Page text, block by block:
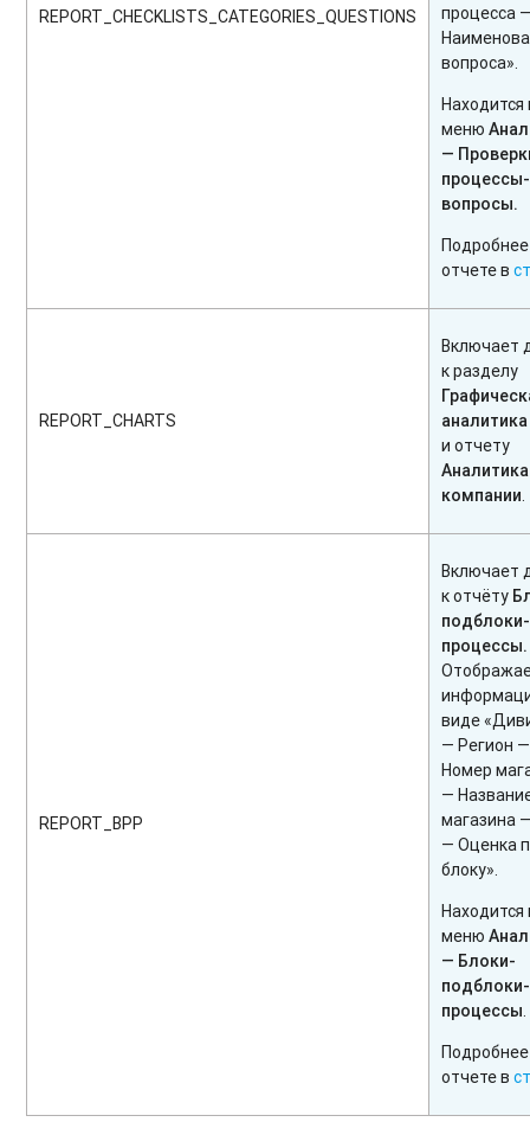
REPORT_CHECKLISTS_CATEGORIES_QUESTIONS
процесса
вопроса».
Находится
меню
—
процессы-
вопросы.
отчете в
REPORT_CHARTS
Включает
к разделу
аналитика
и отчету
Аналитика
компании.
REPORT_BPP
Включает
к отчёту
подблоки-
процессы.
виде
— Регион —
Номер
—
магазина
— Оценка
блоку».
Находится
меню
— Блоки-
подблоки-
процессы.
отчете в